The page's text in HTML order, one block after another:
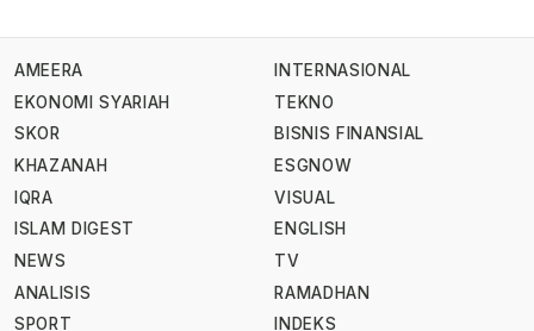
AMEERA
EKONOMI SYARIAH
SKOR
KHAZANAH
IQRA
ISLAM DIGEST
NEWS
ANALISIS
SPORT
INTERNASIONAL
TEKNO
BISNIS FINANSIAL
ESGNOW
VISUAL
ENGLISH
TV
RAMADHAN
INDEKS